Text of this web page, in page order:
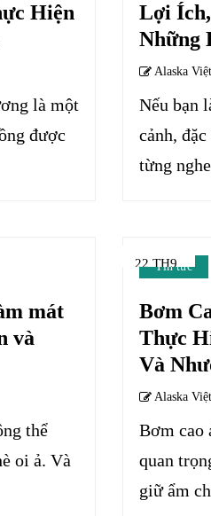
Hiện
là một
được
Lợi
Những
Alaska
Nếu bạn
cảnh,
từng
mát
và
thể
oi ả. Và
22 TH9
Tin tức
Bơm
Thực
Và
Alaska
Bơm cao
quan
giữ ẩm